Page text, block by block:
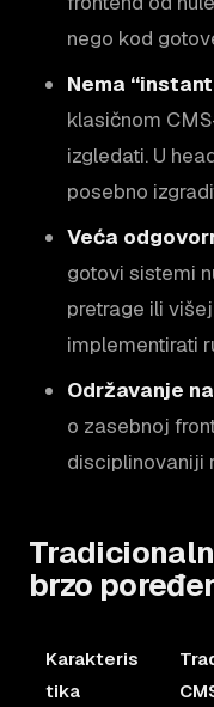
nego kod
Nema
klasičnom
izgledati. U
posebno
Veća
gotovi sistemi
pretrage ili
implementirati
Održavanje
o zasebnoj
disciplinovaniji
brzo
Karakteris
tika